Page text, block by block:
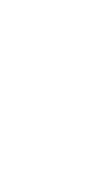
De otro lado,
año y
«homenajean
propuestas
géneros,
El festival
clásicos como